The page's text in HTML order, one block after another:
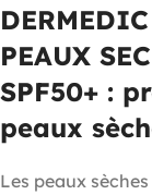
PEAUX
SPF50+ :
peaux
Les peaux